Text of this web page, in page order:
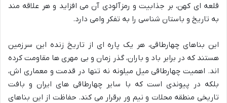
قلعه ای کهن، بر جذابیت و رمزآلودی آن می افزاید و هر علاقه مند
به تاریخ و باستان شناسی را به تفکر وامی دارد.
این بناهای چهارطاقی، هر یک پاره ای از تاریخ زنده این سرزمین
هستند که در برابر باد و باران، گذر زمان و بی مهری ها مقاومت کرده
اند. اهمیت چهارطاقی میل میلونه نه تنها در قدمت و معماری اش،
بلکه در پیوندی است که با سایر چهارطاقی های ایران و بافت
تاریخی منطقه محلات و نیم ور برقرار می کند. حفاظت از این بناهای